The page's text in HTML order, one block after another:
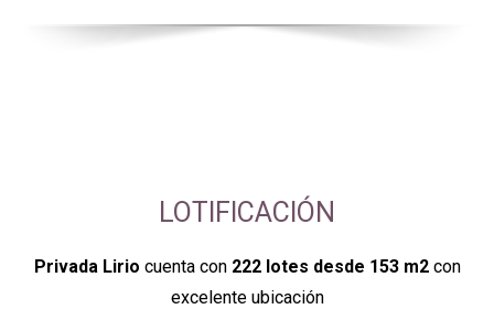
LOTIFICACIÓN
Privada Lirio cuenta con 222 lotes desde 153 m2con
excelente ubicación